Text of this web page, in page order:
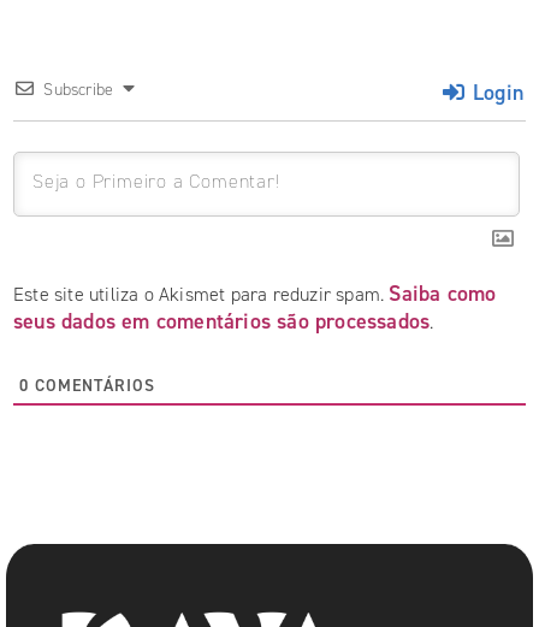
Subscribe Login
Este site utiliza o Akismet para reduzir spam. Saiba como
seus dados em comentários são processados.
0 COMENTÁRIOS